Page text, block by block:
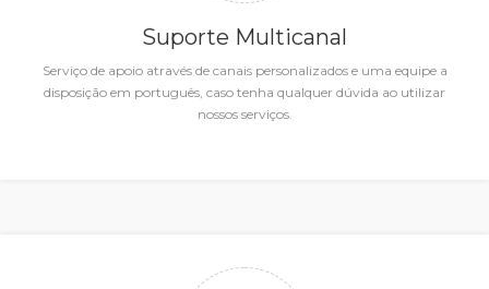
Suporte Multicanal
Serviço de apoio através de canais personalizados e uma equipe a
disposição em português, caso tenha qualquer dúvida ao utilizar
nossos serviços.